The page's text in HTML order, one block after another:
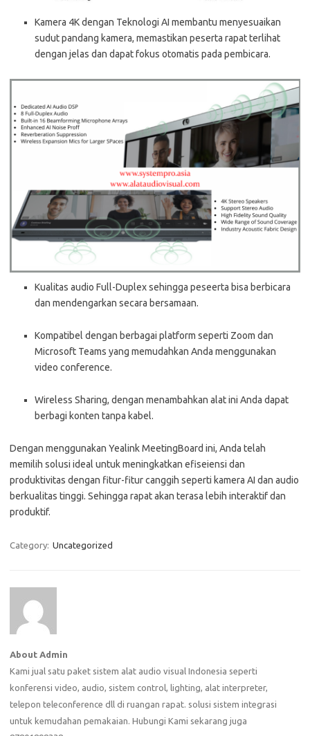
Kamera 4K dengan Teknologi AI membantu menyesuaikan
sudut pandang kamera, memastikan peserta rapat terlihat
dengan jelas dan dapat fokus otomatis pada pembicara.
Kualitas audio Full-Duplex sehingga peseerta bisa berbicara
dan mendengarkan secara bersamaan.
Kompatibel dengan berbagai platform seperti Zoom dan
Microsoft Teams yang memudahkan Anda menggunakan
video conference.
Wireless Sharing, dengan menambahkan alat ini Anda dapat
berbagi konten tanpa kabel.
Dengan menggunakan Yealink MeetingBoard ini, Anda telah
memilih solusi ideal untuk meningkatkan efiseiensi dan
produktivitas dengan fitur-fitur canggih seperti kamera AI dan audio
berkualitas tinggi. Sehingga rapat akan terasa lebih interaktif dan
produktif.
Category: Uncategorized
About Admin
Kami jual satu paket sistem alat audio visual Indonesia seperti
konferensi video, audio, sistem control, lighting, alat interpreter,
telepon teleconference dll di ruangan rapat. solusi sistem integrasi
untuk kemudahan pemakaian. Hubungi Kami sekarang juga